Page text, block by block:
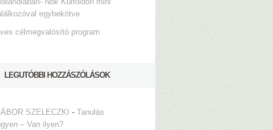
egybekötve
célmegvalósító program
LEGUTÓBBI HOZZÁSZÓLÁSOK
SZELECZKI - Tanulás
– Van ilyen?